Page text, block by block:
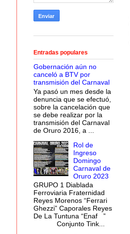
Entradas populares
Gobernación aún no
canceló a BTV por
transmisión del Carnaval
Ya pasó un mes desde la
denuncia que se efectuó,
sobre la cancelación que
se debe realizar por la
transmisión del Carnaval
de Oruro 2016, a ...
Rol de
Ingreso
Domingo
Carnaval de
Oruro 2023
GRUPO 1 Diablada
Ferroviaria Fraternidad
Reyes Morenos “Ferrari
Ghezzi” Caporales Reyes
De La Tuntuna “Enaf ”
Conjunto Tink...